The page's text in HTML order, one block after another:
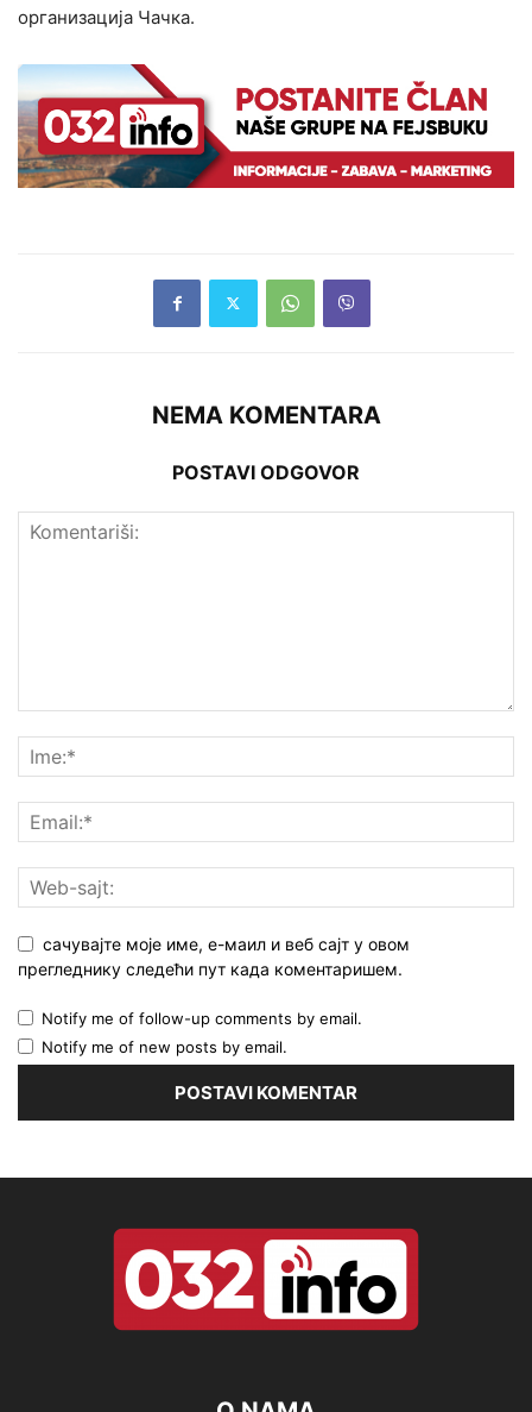
организација Чачка.
NEMA KOMENTARA
POSTAVI ODGOVOR
сачувајте моје име, е-маил и веб сајт у овом
прегледнику следећи пут када коментаришем.
Notify me of follow-up comments by email.
Notify me of new posts by email.